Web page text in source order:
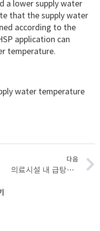
a lower supply water
that the supply water
according to the
application can
temperature.
water temperature
다음
의료시설 내 급탕설비 레지오넬라 오염 및 대응 사례